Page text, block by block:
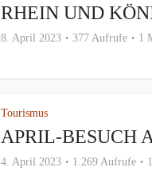
RHEIN UND
8. April 2023 377 Aufrufe 1
Tourismus
APRIL-BESUCH
4. April 2023 1.269 Aufrufe